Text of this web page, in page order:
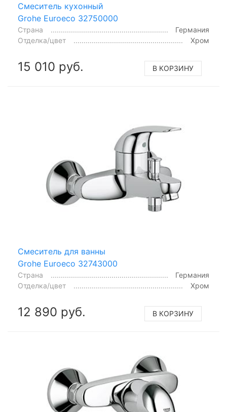
Смеситель кухонный
Grohe Euroeco 32750000
Страна
Германия
Отделка/цвет
Хром
15 010 руб. В КОРЗИНУ
Смеситель для ванны
Grohe Euroeco 32743000
Страна
Германия
Отделка/цвет
Хром
12 890 руб. В КОРЗИНУ